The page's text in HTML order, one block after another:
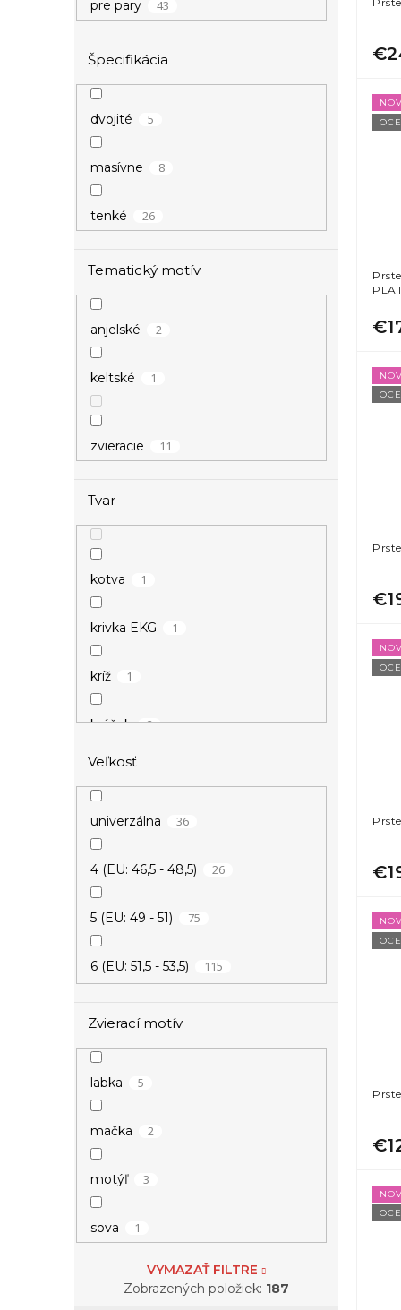
pre pary 43
Špecifikácia
dvojité 5
masívne 8
tenké 26
Tematický motív
anjelské 2
keltské 1
zvieracie 11
Tvar
kotva 1
krivka EKG 1
kríž 1
krúžok 2
kvietok 1
list
nekonečno
strom života 1
Veľkosť
univerzálna 36
4 (EU: 46,5 - 48,5) 26
5 (EU: 49 - 51) 75
6 (EU: 51,5 - 53,5) 115
7 (EU: 54 - 56)
8 (EU: 56,5 - 58,5)
9 (EU: 59 - 61)
10 (EU: 61,5 - 63,5)
11 (EU: 64 - 66)
Zvierací motív
labka 5
mačka 2
motýľ 3
sova 1
VYMAZAŤ FILTRE
Zobrazených položiek: 187